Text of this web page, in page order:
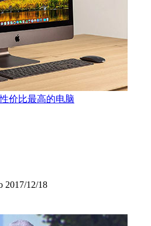
价比最高的电脑
2017/12/18